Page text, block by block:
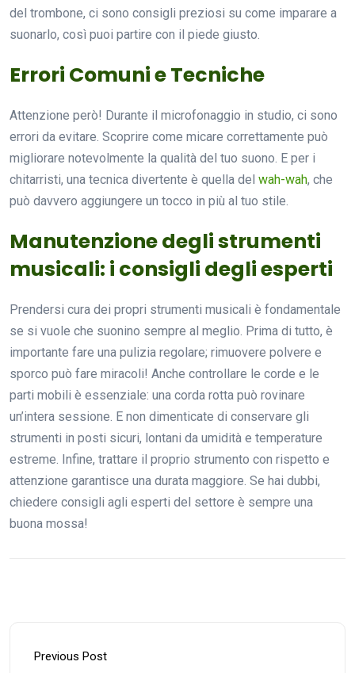
del trombone, ci sono consigli preziosi su come imparare a
suonarlo, così puoi partire con il piede giusto.
Errori Comuni e Tecniche
Attenzione però! Durante il microfonaggio in studio, ci sono
errori da evitare. Scoprire come micare correttamente può
migliorare notevolmente la qualità del tuo suono. E per i
chitarristi, una tecnica divertente è quella del wah-wah, che
può davvero aggiungere un tocco in più al tuo stile.
Manutenzione degli strumenti
musicali: i consigli degli esperti
Prendersi cura dei propri strumenti musicali è fondamentale
se si vuole che suonino sempre al meglio. Prima di tutto, è
importante fare una pulizia regolare; rimuovere polvere e
sporco può fare miracoli! Anche controllare le corde e le
parti mobili è essenziale: una corda rotta può rovinare
un’intera sessione. E non dimenticate di conservare gli
strumenti in posti sicuri, lontani da umidità e temperature
estreme. Infine, trattare il proprio strumento con rispetto e
attenzione garantisce una durata maggiore. Se hai dubbi,
chiedere consigli agli esperti del settore è sempre una
buona mossa!
Previous Post